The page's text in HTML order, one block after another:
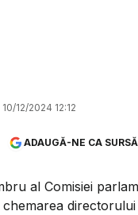
10/12/2024 12:12
ADAUGĂ-NE CA
al Comisiei